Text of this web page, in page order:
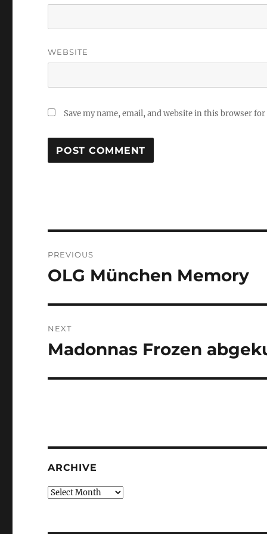
WEBSITE
Save my name, email, and website in this browser
navigation
PREVIOUS
Previous
OLG München Memory
NEXT
Next
Madonnas Frozen
ARCHIVE
Archive